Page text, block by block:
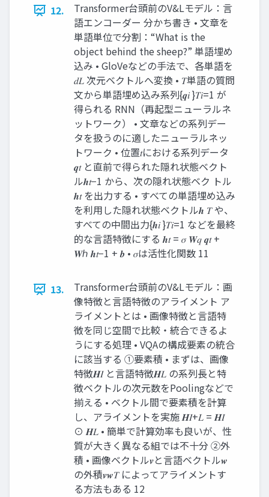
12.
Transformer台頭前のV&Lモデル：言
語エンコーダー 分かち書き • 文章を
単語単位で分割：“What is the
object behind the sheep?” 単語埋め
込み • GloVeなどの手法で、各単語を
𝑑𝐿 次元ベクトルへ変換 • 𝑇単語の質問
文から単語埋め込み系列{𝒒𝑖 }𝑇𝑖=1 が
得られる RNN（再起型ニューラルネ
ットワーク） • 文章などの系列デー
タを扱うのに適したニューラルネッ
トワーク • 位置𝑡における系列データ
𝒒𝑡 と直前で得られた隠れ状態ベクト
ル𝒉𝑡−1 から、次の隠れ状態ベク トル
𝒉𝑡 を出力する • すべての単語埋め込み
を利用した隠れ状態ベクトル𝒉 𝑇 や、
すべての中間出力{𝒉𝑖 }𝑇𝑖=1 などを最終
的な言語特徴にする 𝒉𝑡 = 𝜎 𝑾𝑞 𝒒𝑡 +
𝑾ℎ 𝒉𝑡−1 + 𝒃 • 𝜎は活性化関数 11
13.
Transformer台頭前のV&Lモデル：画
像特徴と言語特徴のアライメント ア
ライメントとは • 画像特徴と言語特
徴を同じ空間で比較・統合できるよ
うにする処理 • VQAの構成要素の統合
に該当する ①要素積 • まずは、画像
特徴𝑯𝐼 と言語特徴𝑯𝐿 の系列長と特
徴ベクトルの次元数をPoolingなどで
揃える • ベクトル間で要素積を計算
し、アライメントを実施 𝑯𝐼+𝐿 = 𝑯𝐼
⊙ 𝑯𝐿 • 簡単で計算効率も良いが、性
質が大きく異なる組では不十分 ②外
積 • 画像ベクトル𝒗と言語ベクトル𝒘
の外積𝒗𝒘𝑇 によってアライメントす
る方法もある 12